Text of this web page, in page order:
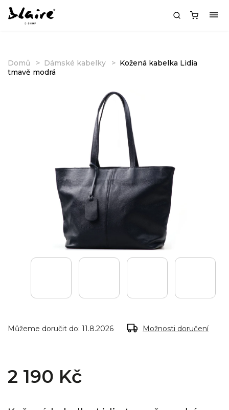
Domů Dámské kabelky
Kožená kabelka Lidia
tmavě modrá
Můžeme doručit do: 11.8.2026 Možnosti doručení
2 190 Kč